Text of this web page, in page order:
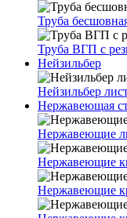
Труба
Труба ВГП с
Нейзильбер
Нейзильбер
Нержавеющая
Нержавеющие
Нержавеющие
Нержавеющие